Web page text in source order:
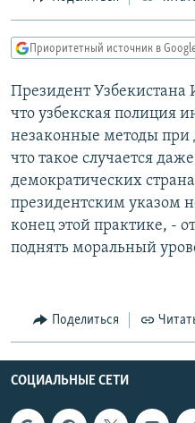
СИБИРЬ.РЕАЛИИ
РАСПИСАНИЕ ВЕЩАНИЯ
СОЦИАЛЬНЫЕ СЕТИ
Все сайты РСЕ/РС
Приоритетный источник в
Президент
что узбекская полиция
незаконные методы при
что такое случается
демократических
президентским указом
конец этой практике, -
поднять моральный
Поделиться
СОЦИАЛЬНЫЕ СЕТИ